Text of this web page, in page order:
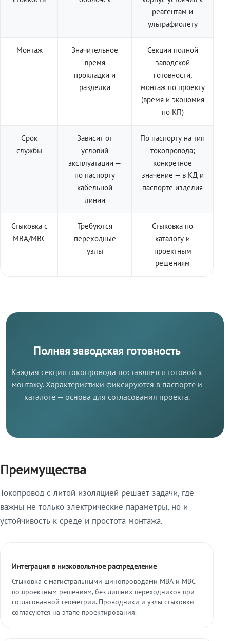
реагентам и
ультрафиолету
Монтаж
Значительное
время
прокладки и
разделки
Секции полной
заводской
готовности,
монтаж по проекту
(время и экономия
по КП)
Срок
службы
Зависит от
условий
эксплуатации —
по паспорту
кабельной
линии
По паспорту на тип
токопровода;
конкретное
значение — в КД и
паспорте изделия
Стыковка с
МВА/МВС
Требуются
переходные
узлы
Стыковка по
каталогу и
проектным
решениям
Полная заводская готовность
Каждая секция токопровода поставляется готовой к
монтажу. Характеристики фиксируются в паспорте и
каталоге — основа для согласования проекта.
Преимущества
Токопровод с литой изоляцией решает задачи, где
важны не только электрические параметры, но и
устойчивость к среде и простота монтажа.
Интеграция в низковольтное распределение
Стыковка с магистральными шинопроводами МВА и МВС
по проектным решениям, без лишних переходников при
согласованной геометрии. Проводники и узлы стыковки
согласуются на этапе проектирования.